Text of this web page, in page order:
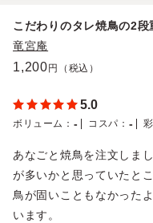
こだわりのタレ焼鳥の2段
竜宮庵
1,200円（税込）
5.0
ボリューム ： - コスパ ： -
あなごと焼鳥を注文しま
が多いかと思っていたと
鳥が固いこともなかった
います。